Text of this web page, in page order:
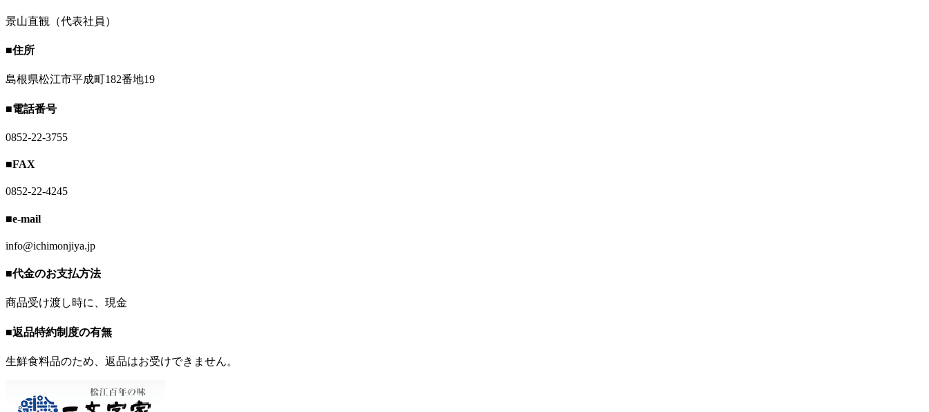
景山直観（代表社員）
■住所
島根県松江市平成町182番地19
■電話番号
0852-22-3755
■FAX
0852-22-4245
■e-mail
info@ichimonjiya.jp
■代金のお支払方法
商品受け渡し時に、現金
■返品特約制度の有無
生鮮食料品のため、返品はお受けできません。